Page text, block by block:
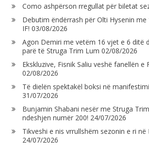
Como ashpërson rregullat për biletat
Debutim ëndërrash për Olti Hysenin
IF! 03/08/2026
Agon Demiri me vetëm 16 vjet e 6 ditë
parë të Struga Trim Lum 02/08/2026
Ekskluzive, Fisnik Saliu veshë fanellën e
02/08/2026
Të dielën spektakël boksi në
31/07/2026
Bunjamin Shabani nesër me Struga
ndeshjen numër 200! 24/07/2026
Tikveshi e nis vrrullshëm sezonin e ri në
24/07/2026